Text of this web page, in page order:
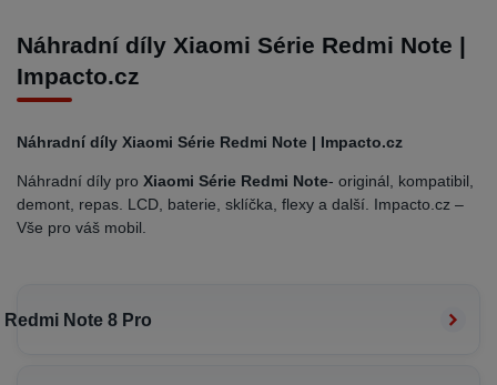
Náhradní díly Xiaomi Série Redmi Note |
Impacto.cz
Náhradní díly Xiaomi Série Redmi Note | Impacto.cz
Náhradní díly pro Xiaomi Série Redmi Note- originál, kompatibil,
demont, repas. LCD, baterie, sklíčka, flexy a další. Impacto.cz –
Vše pro váš mobil.
Redmi Note 8 Pro